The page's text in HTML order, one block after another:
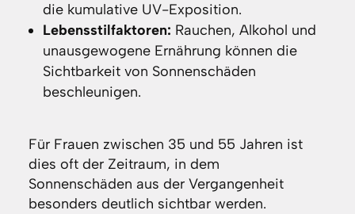
die kumulative UV-Exposition.
Lebensstilfaktoren: Rauchen, Alkohol und
unausgewogene Ernährung können die
Sichtbarkeit von Sonnenschäden
beschleunigen.
Für Frauen zwischen 35 und 55 Jahren ist
dies oft der Zeitraum, in dem
Sonnenschäden aus der Vergangenheit
besonders deutlich sichtbar werden.